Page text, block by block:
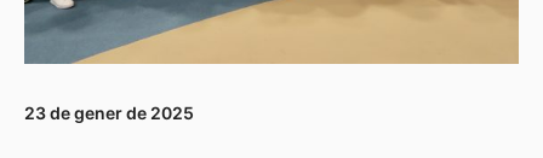
23 de gener de 2025